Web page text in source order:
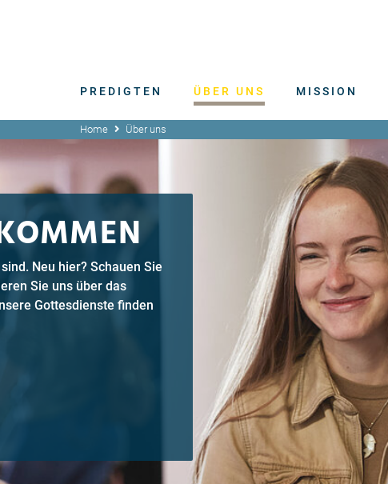
PREDIGTEN ÜBER UNS MISSION
Home Über uns
Neu hier? Schauen Sie
Sie uns über das
Gottesdienste finden